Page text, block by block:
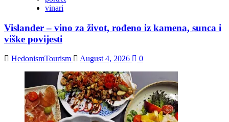
vinari
Vislander – vino za život, rođeno iz kamena, sunca i
viške povijesti
HedonismTourism August 4, 2026 0